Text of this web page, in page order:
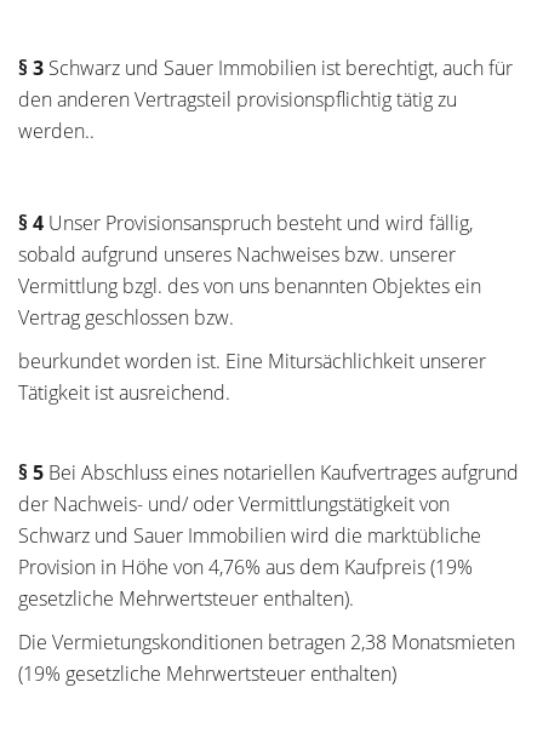
§ 3 Schwarz und Sauer Immobilien ist berechtigt, auch für
den anderen Vertragsteil provisionspflichtig tätig zu
werden..
§ 4 Unser Provisionsanspruch besteht und wird fällig,
sobald aufgrund unseres Nachweises bzw. unserer
Vermittlung bzgl. des von uns benannten Objektes ein
Vertrag geschlossen bzw.
beurkundet worden ist. Eine Mitursächlichkeit unserer
Tätigkeit ist ausreichend.
§ 5 Bei Abschluss eines notariellen Kaufvertrages aufgrund
der Nachweis- und/ oder Vermittlungstätigkeit von
Schwarz und Sauer Immobilien wird die marktübliche
Provision in Höhe von 4,76% aus dem Kaufpreis (19%
gesetzliche Mehrwertsteuer enthalten).
Die Vermietungskonditionen betragen 2,38 Monatsmieten
(19% gesetzliche Mehrwertsteuer enthalten)